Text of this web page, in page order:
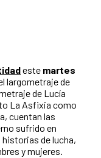
este martes
largometraje de
de Lucía
La Asfixia como
cuentan las
sufrido en
de lucha,
y mujeres.